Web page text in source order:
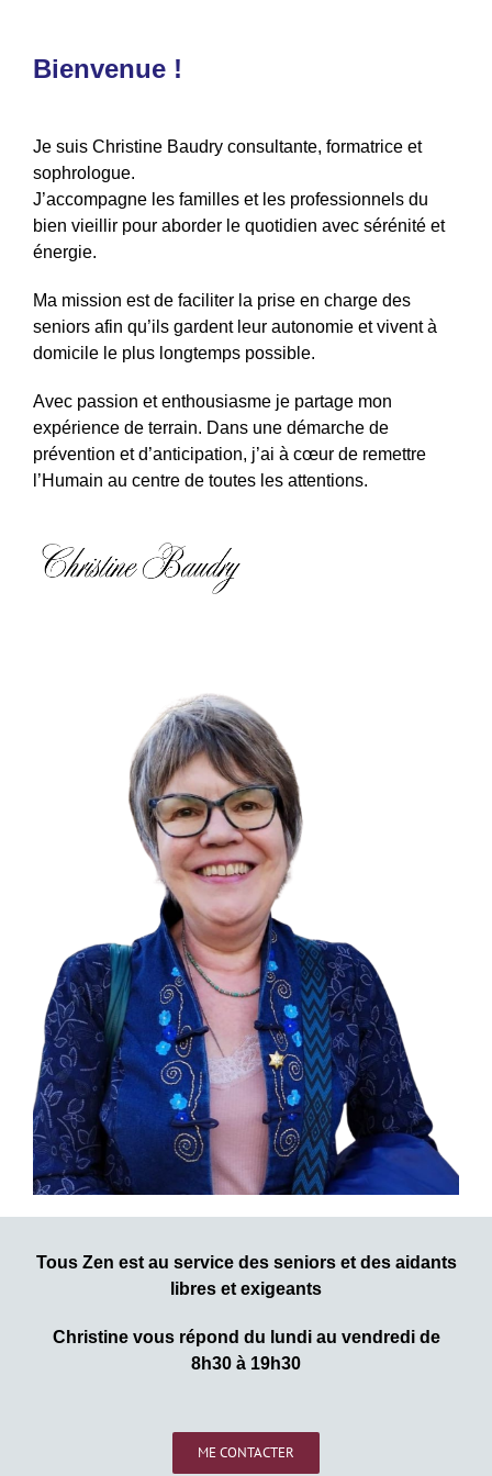
Bienvenue !
Je suis Christine Baudry consultante, formatrice et
sophrologue.
J’accompagne les familles et les professionnels du
bien vieillir pour aborder le quotidien avec sérénité et
énergie.
Ma mission est de faciliter la prise en charge des
seniors afin qu’ils gardent leur autonomie et viventà
domicile le plus longtemps possible.
Avec passion et enthousiasme je partage mon
expérience de terrain. Dans une démarche de
prévention et d’anticipation, j’ai à cœur de remettre
l’Humain au centre de toutes les attentions.
Tous Zen est au service des seniors et des aidants
libres et exigeants
Christine vous répond du lundi au vendredi de
8h30 à 19h30
ME CONTACTER